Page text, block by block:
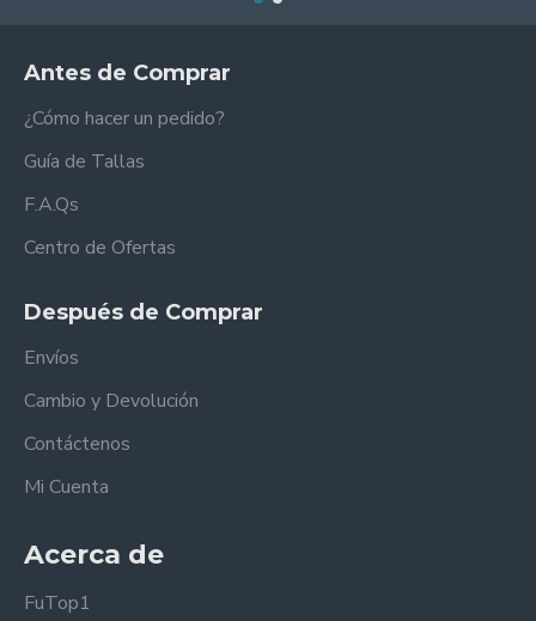
Antes de Comprar
¿Cómo hacer un pedido?
Guía de Tallas
F.A.Qs
Centro de Ofertas
Después de Comprar
Envíos
Cambio y Devolución
Contáctenos
Mi Cuenta
Acerca de
FuTop1